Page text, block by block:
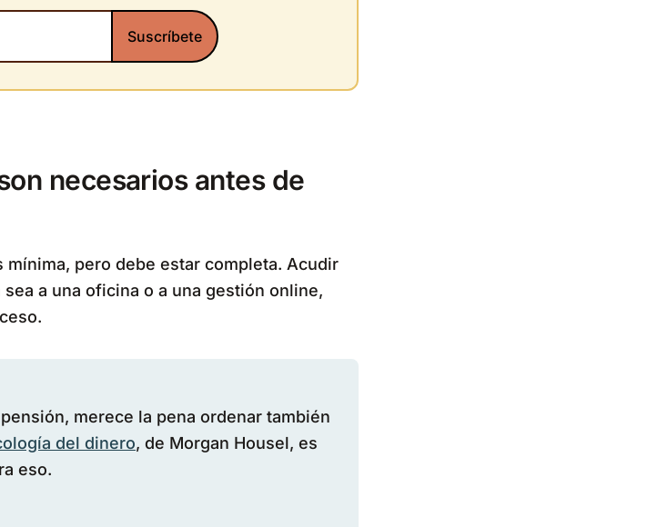
necesarios antes de
mínima, pero debe estar completa. Acudir
a una oficina o a una gestión online,
merece la pena ordenar también
del dinero, de Morgan Housel, es
eso.